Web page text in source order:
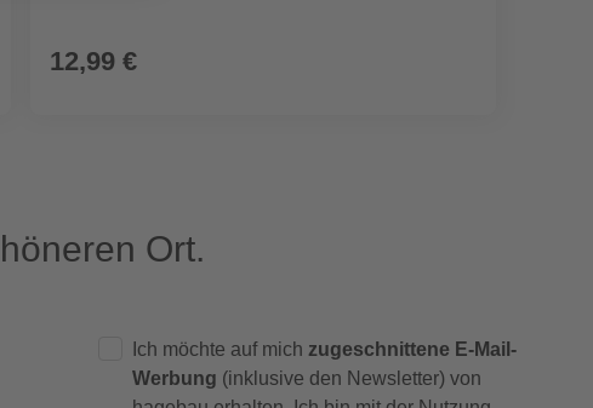
12,99 €
Ort.
Ich möchte auf mich zugeschnittene E-Mail-
Werbung (inklusive den Newsletter) von